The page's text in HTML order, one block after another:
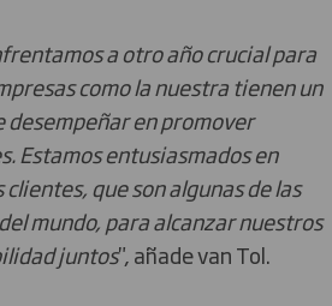
a otro año crucial para
como la nuestra tienen un
en promover
Estamos entusiasmados en
que son algunas de las
mundo, para alcanzar nuestros
juntos", añade van Tol.